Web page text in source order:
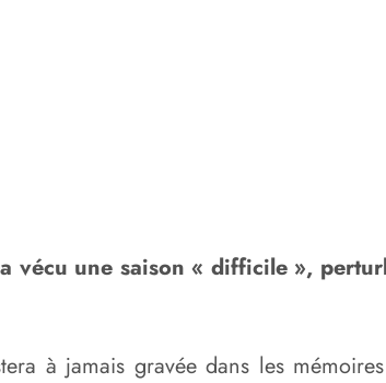
vécu une saison « difficile »,
à jamais gravée dans les